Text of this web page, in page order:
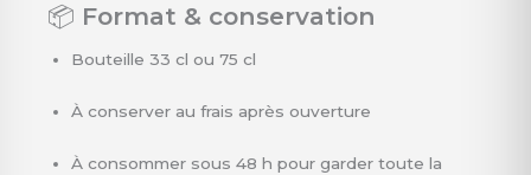
📦 Format & conservation
Bouteille 33 cl ou 75 cl
À conserver au frais après ouverture
À consommer sous 48 h pour garder toute la